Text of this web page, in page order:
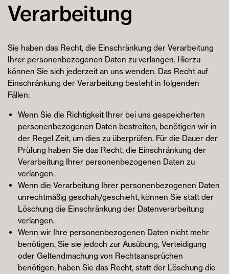
Verarbeitung
Sie haben das Recht, die Einschränkung der Verarbeitung
Ihrer personenbezogenen Daten zu verlangen. Hierzu
können Sie sich jederzeit an uns wenden. Das Recht auf
Einschränkung der Verarbeitung besteht in folgenden
Fällen:
Wenn Sie die Richtigkeit Ihrer bei uns gespeicherten
personenbezogenen Daten bestreiten, benötigen wir in
der Regel Zeit, um dies zu überprüfen. Für die Dauer der
Prüfung haben Sie das Recht, die Einschränkung der
Verarbeitung Ihrer personenbezogenen Daten zu
verlangen.
Wenn die Verarbeitung Ihrer personenbezogenen Daten
unrechtmäßig geschah/geschieht, können Sie statt der
Löschung die Einschränkung der Datenverarbeitung
verlangen.
Wenn wir Ihre personenbezogenen Daten nicht mehr
benötigen, Sie sie jedoch zur Ausübung, Verteidigung
oder Geltendmachung von Rechtsansprüchen
benötigen, haben Sie das Recht, statt der Löschung die